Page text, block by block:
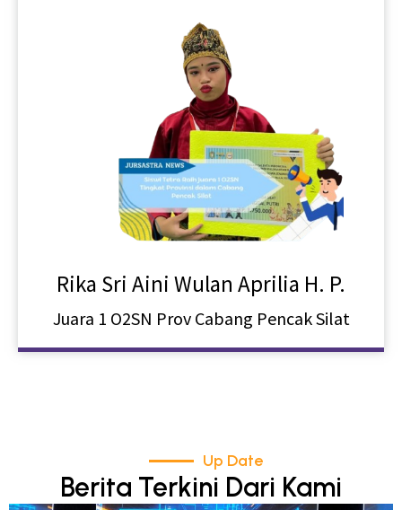
Rika Sri Aini Wulan Aprilia H. P.
Juara 1 O2SN Prov Cabang Pencak Silat
Up Date
Berita Terkini Dari Kami